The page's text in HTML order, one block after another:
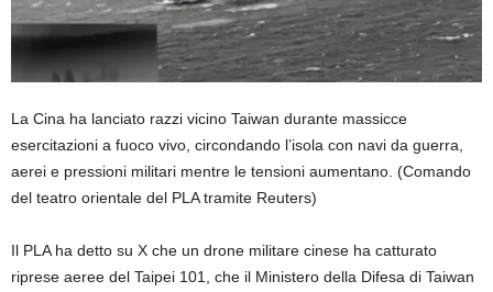
La Cina ha lanciato razzi vicino Taiwan durante massicce
esercitazioni a fuoco vivo, circondando l’isola con navi da guerra,
aerei e pressioni militari mentre le tensioni aumentano. (Comando
del teatro orientale del PLA tramite Reuters)
Il PLA ha detto su X che un drone militare cinese ha catturato
riprese aeree del Taipei 101, che il Ministero della Difesa di Taiwan